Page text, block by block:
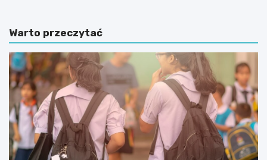
Warto przeczytać